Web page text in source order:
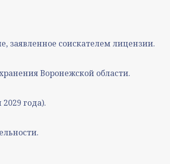
заявленное соискателем лицензии.
Воронежской области.
года).